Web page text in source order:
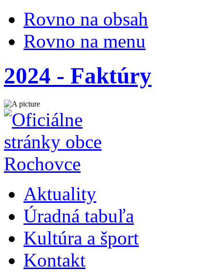
Rovno na obsah
Rovno na menu
2024 - Faktúry
Aktuality
Úradná tabuľa
Kultúra a šport
Kontakt